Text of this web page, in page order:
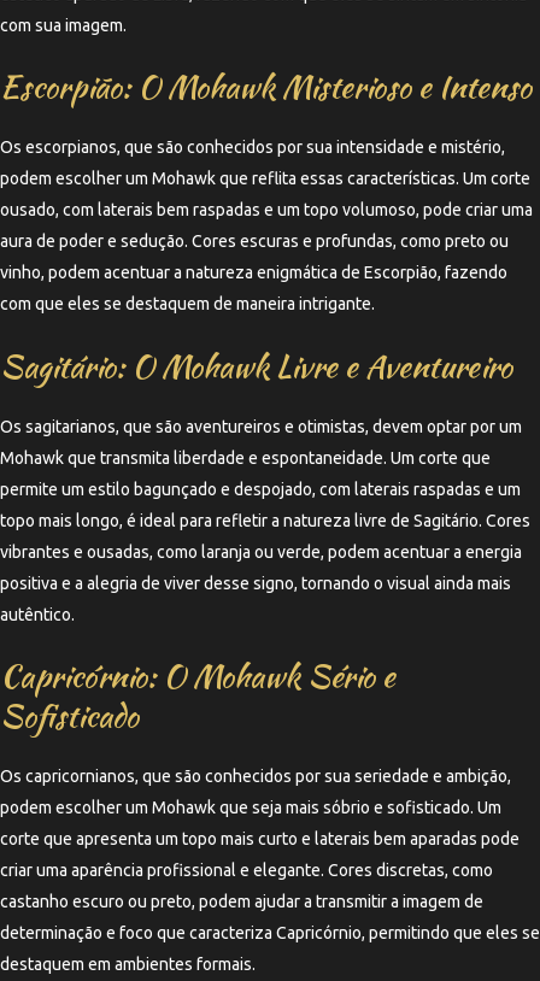
com sua imagem.
Escorpião: O Mohawk Misterioso e Intenso
Os escorpianos, que são conhecidos por sua intensidade e mistério,
podem escolher um Mohawk que reflita essas características. Um corte
ousado, com laterais bem raspadas e um topo volumoso, pode criar uma
aura de poder e sedução. Cores escuras e profundas, como preto ou
vinho, podem acentuar a natureza enigmática de Escorpião, fazendo
com que eles se destaquem de maneira intrigante.
Sagitário: O Mohawk Livre e Aventureiro
Os sagitarianos, que são aventureiros e otimistas, devem optar por um
Mohawk que transmita liberdade e espontaneidade. Um corte que
permite um estilo bagunçado e despojado, com laterais raspadas e um
topo mais longo, é ideal para refletir a natureza livre de Sagitário. Cores
vibrantes e ousadas, como laranja ou verde, podem acentuar a energia
positiva e a alegria de viver desse signo, tornando o visual ainda mais
autêntico.
Capricórnio: O Mohawk Sério e
Sofisticado
Os capricornianos, que são conhecidos por sua seriedade e ambição,
podem escolher um Mohawk que seja mais sóbrio e sofisticado. Um
corte que apresenta um topo mais curto e laterais bem aparadas pode
criar uma aparência profissional e elegante. Cores discretas, como
castanho escuro ou preto, podem ajudar a transmitir a imagem de
determinação e foco que caracteriza Capricórnio, permitindo que eles se
destaquem em ambientes formais.